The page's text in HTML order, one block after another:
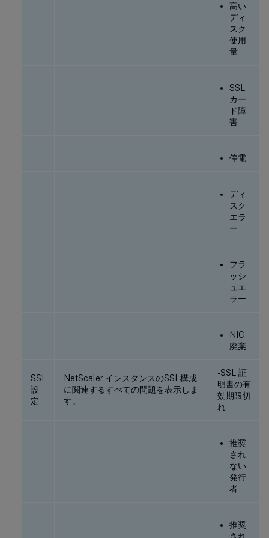
高い
ディ
スク
使用
量
SSL
カー
ド障
害
停電
ディ
スク
エラ
ー
フラ
ッシ
ュエ
ラー
NIC
廃棄
SSL
設
定
NetScaler インスタンスのSSL構成
に関連するすべての問題を表示しま
す。
-SSL 証
明書の有
効期限切
れ
推奨
され
ない
発行
者
推奨
され